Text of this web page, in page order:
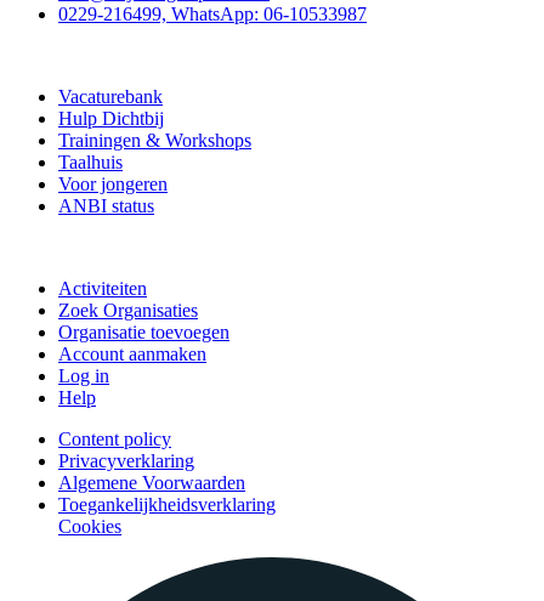
0229-216499, WhatsApp: 06-10533987
Vacaturebank
Hulp Dichtbij
Trainingen & Workshops
Taalhuis
Voor jongeren
ANBI status
Activiteiten
Zoek Organisaties
Organisatie toevoegen
Account aanmaken
Log in
Help
Content policy
Privacyverklaring
Algemene Voorwaarden
Toegankelijkheidsverklaring
Cookies